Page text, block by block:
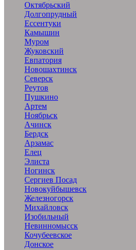
Октябрьский
Долгопрудный
Ессентуки
Камышин
Муром
Жуковский
Евпатория
Новошахтинск
Северск
Реутов
Пушкино
Артем
Ноябрьск
Ачинск
Бердск
Арзамас
Елец
Элиста
Ногинск
Сергиев Посад
Новокуйбышевск
Железногорск
Михайловск
Изобильный
Невинномысск
Кочубеевское
Донское